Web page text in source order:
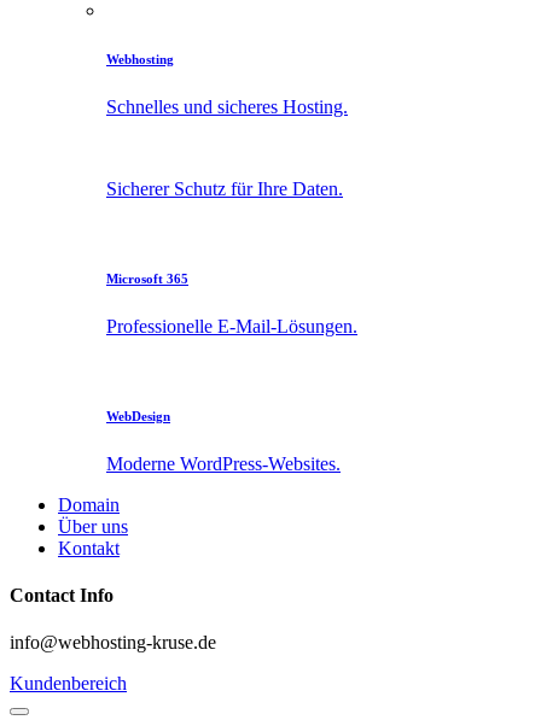
Webhosting
Schnelles und sicheres Hosting.
Sicherer Schutz für Ihre Daten.
Microsoft 365
Professionelle E-Mail-Lösungen.
WebDesign
Moderne WordPress-Websites.
Domain
Über uns
Kontakt
Contact Info
info@webhosting-kruse.de
Kundenbereich